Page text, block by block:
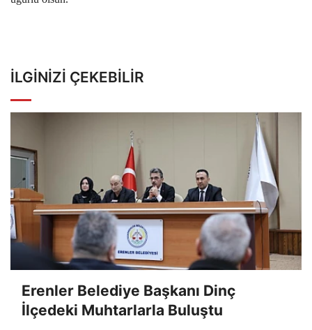
İLGINIZI ÇEKEBILIR
Erenler Belediye Başkanı Dinç
İlçedeki Muhtarlarla Buluştu